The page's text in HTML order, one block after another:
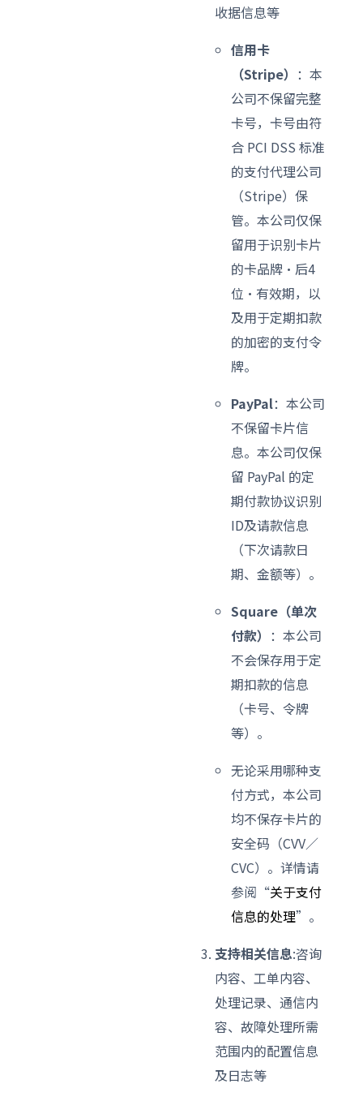
收据信息等
信用卡
（Stripe） ：本
公司不保留完整
卡号，卡号由符
合 PCI DSS 标准
的支付代理公司
（Stripe）保
管。本公司仅保
留用于识别卡片
的卡品牌·后4
位·有效期，以
及用于定期扣款
的加密的支付令
牌。
PayPal：本公司
不保留卡片信
息。本公司仅保
留 PayPal 的定
期付款协议识别
ID及请款信息
（下次请款日
期、金额等）。
Square（单次
付款） ：本公司
不会保存用于定
期扣款的信息
（卡号、令牌
等）。
无论采用哪种支
付方式，本公司
均不保存卡片的
安全码（CVV／
CVC）。详情请
参阅“关于支付
信息的处理”。
支持相关信息:咨询
内容、工单内容、
处理记录、通信内
容、故障处理所需
范围内的配置信息
及日志等